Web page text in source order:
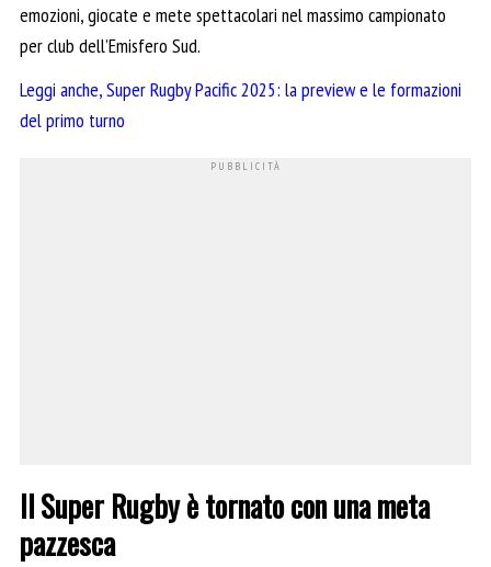
emozioni, giocate e mete spettacolari nel massimo campionato
per club dell’Emisfero Sud.
Leggi anche, Super Rugby Pacific 2025: la preview e le formazioni
del primo turno
Il Super Rugby è tornato con una meta
pazzesca